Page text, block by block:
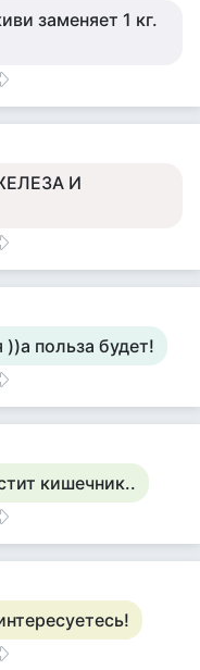
заменяет 1 кг.
И
польза будет!
кишечник..